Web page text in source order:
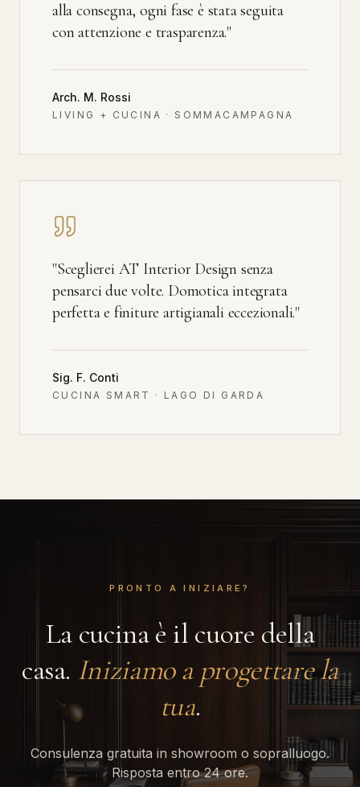
alla consegna, ogni fase è stata seguita
con attenzione e trasparenza."
Arch. M. Rossi
LIVING + CUCINA · SOMMACAMPAGNA
"Sceglierei AT Interior Design senza
pensarci due volte. Domotica integrata
perfetta e finiture artigianali eccezionali."
Sig. F. Conti
CUCINA SMART · LAGO DI GARDA
PRONTO A INIZIARE?
La cucina è il cuore della
casa. Iniziamo a progettare la
tua.
Consulenza gratuita in showroom o sopralluogo.
Risposta entro 24 ore.